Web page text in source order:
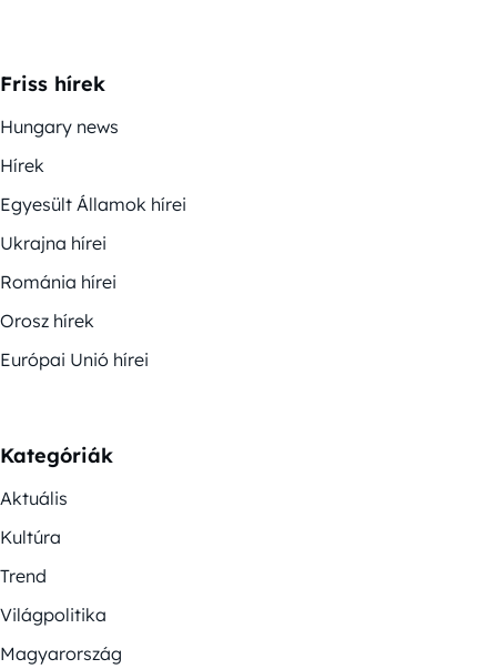
Friss hírek
Hungary news
Hírek
Egyesült Államok hírei
Ukrajna hírei
Románia hírei
Orosz hírek
Európai Unió hírei
Kategóriák
Aktuális
Kultúra
Trend
Világpolitika
Magyarország